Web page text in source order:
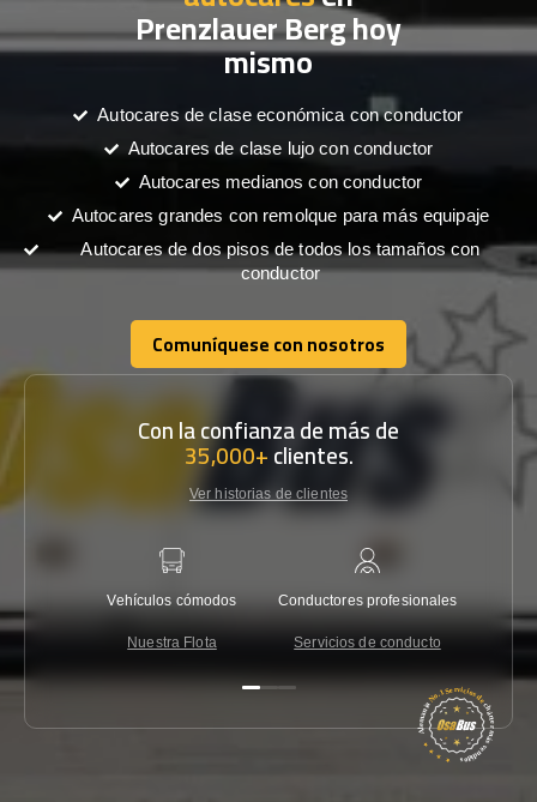
Prenzlauer Berg hoy
mismo
Autocares de clase económica con conductor
Autocares de clase lujo con conductor
Autocares medianos con conductor
Autocares grandes con remolque para más equipaje
Autocares de dos pisos de todos los tamaños con
conductor
Comuníquese con nosotros
Comuníquese con nosotros
Con la confianza de más de
35,000+clientes.
Ver historias de clientes
Vehículos cómodos
Nuestra Flota
Conductores profesionales
Servicios de conducto